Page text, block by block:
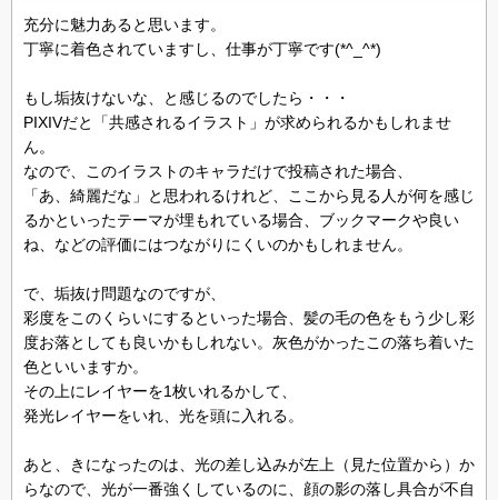
充分に魅力あると思います。
丁寧に着色されていますし、仕事が丁寧です(*^_^*)
もし垢抜けないな、と感じるのでしたら・・・
PIXIVだと「共感されるイラスト」が求められるかもしれませ
ん。
なので、このイラストのキャラだけで投稿された場合、
「あ、綺麗だな」と思われるけれど、ここから見る人が何を感じ
るかといったテーマが埋もれている場合、ブックマークや良い
ね、などの評価にはつながりにくいのかもしれません。
で、垢抜け問題なのですが、
彩度をこのくらいにするといった場合、髪の毛の色をもう少し彩
度お落としても良いかもしれない。灰色がかったこの落ち着いた
色といいますか。
その上にレイヤーを1枚いれるかして、
発光レイヤーをいれ、光を頭に入れる。
あと、きになったのは、光の差し込みが左上（見た位置から）か
らなので、光が一番強くしているのに、顔の影の落し具合が不自